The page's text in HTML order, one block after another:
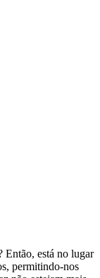
Então, está no lugar
permitindo-nos